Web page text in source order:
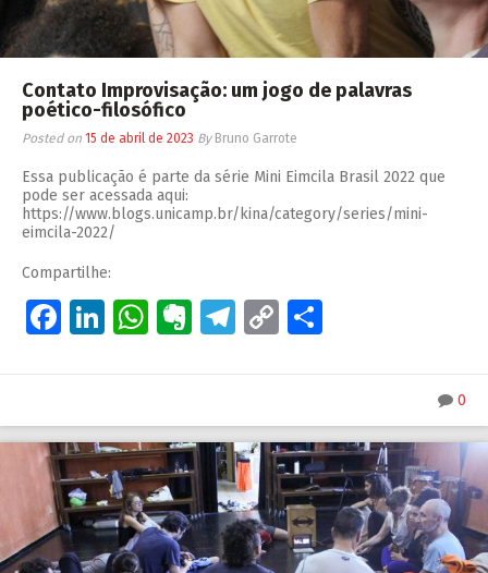
Contato Improvisação: um jogo de palavras
poético-filosófico
Posted on 15 de abril de 2023 By Bruno Garrote
Essa publicação é parte da série Mini Eimcila Brasil 2022 que
pode ser acessada aqui:
https://www.blogs.unicamp.br/kina/category/series/mini-
eimcila-2022/
Compartilhe:
Facebook
LinkedIn
WhatsApp
Evernote
Telegram
Copy
0